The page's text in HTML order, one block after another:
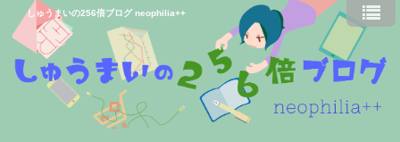
しゅうまいの256倍ブログ neophilia++